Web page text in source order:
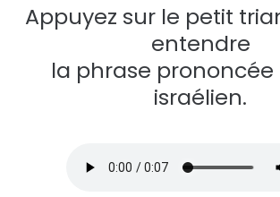
Appuyez sur le petit
entendre
la phrase prononcée
israélien.